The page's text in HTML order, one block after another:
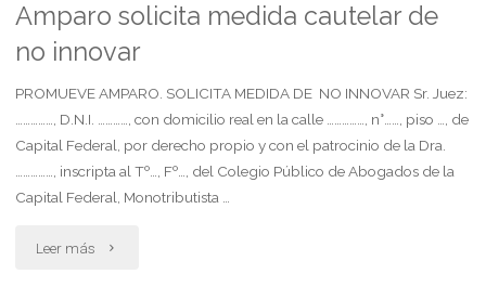
Amparo solicita medida cautelar de
no innovar
PROMUEVE AMPARO. SOLICITA MEDIDA DE NO INNOVAR Sr. Juez:
……………, D.N.I. …………, con domicilio real en la calle ……………, n°……, piso …, de
Capital Federal, por derecho propio y con el patrocinio de la Dra.
……………, inscripta al Tº…, Fº…, del Colegio Público de Abogados de la
Capital Federal, Monotributista …
Leer más "Amparo